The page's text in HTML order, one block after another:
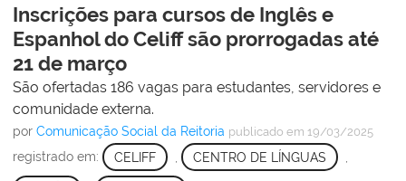
Inscrições para cursos de Inglês e
Espanhol do Celiff são prorrogadas até
21 de março
São ofertadas 186 vagas para estudantes, servidores e
comunidade externa.
por Comunicação Social da Reitoria publicado em 19/03/2025
registrado em: CELIFF CENTRO DE LÍNGUAS